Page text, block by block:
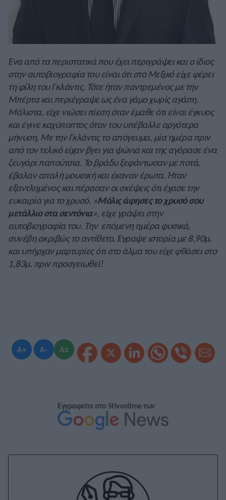
A+ A- A±
Ένα από τα περιστατικά που έχει περιγράψει και ο ίδιος
στην αυτοβιογραφία του είναι ότι στο Μεξικό είχε φέρει
τη φίλη του Γκλάντις. Τότε ήταν παντρεμένος με την
Μπέρτα και περιέγραψε ως ένα γάμο χωρίς αγάπη.
Μάλιστα, είχε νιώσει πίεση όταν έμαθε ότι είναι έγκυος
και έγινε καχύποπτος όταν του υπέβαλλε αργότερα
μήνυση. Με την Γκλάντις το απόγευμα, μία ημέρα πριν
από τον τελικό είχαν βγει για ψώνια και της αγόρασε ένα
ζευγάρι παπούτσια. Το βράδυ ξεφάντωσαν με ποτά,
έβαλαν απαλή μουσική και έκαναν έρωτα. Ήταν
εξαντλημένος και πέρασαν οι σκέψεις ότι έχασε την
ευκαιρία για το χρυσό. «Μόλις άφησες το χρυσό σου
μετάλλιο στα σεντόνια», είχε γράψει στην
αυτοβιογραφία του. Την επόμενη ημέρα φυσικά,
συνέβη ακριβώς το αντίθετο. Έγραψε ιστορία με 8,90μ.
και υπήρχαν μαρτυρίες ότι στο άλμα του είχε φθάσει στο
1,83μ. πριν προσγειωθεί!
Εγγραφείτε στο Stivostime των